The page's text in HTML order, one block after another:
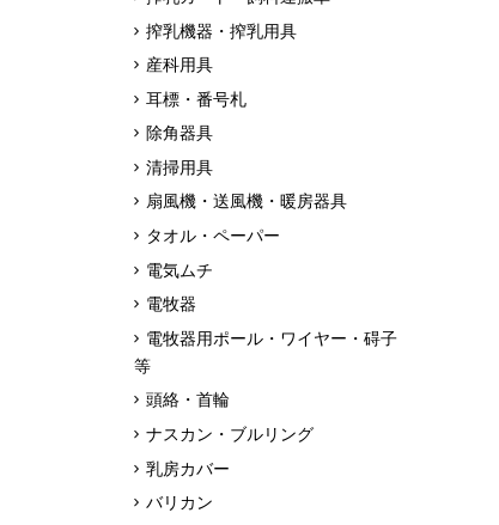
搾乳機器・搾乳用具
産科用具
耳標・番号札
除角器具
清掃用具
扇風機・送風機・暖房器具
タオル・ペーパー
電気ムチ
電牧器
電牧器用ポール・ワイヤー・碍子
等
頭絡・首輪
ナスカン・ブルリング
乳房カバー
バリカン